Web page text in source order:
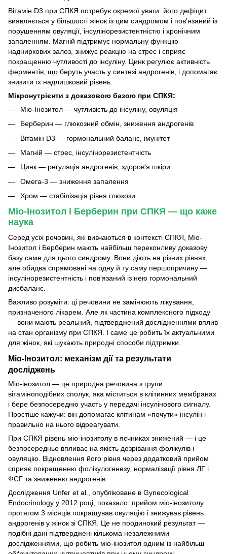
Вітамін D3 при СПКЯ потребує окремої уваги: його дефіцит
виявляється у більшості жінок із цим синдромом і пов'язаний із
порушенням овуляції, інсулінорезистентністю і хронічним
запаленням. Магній підтримує нормальну функцію
надниркових залоз, знижує реакцію на стрес і сприяє
покращенню чутливості до інсуліну. Цинк регулює активність
ферментів, що беруть участь у синтезі андрогенів, і допомагає
знизити їх надлишковий рівень.
Мікронутрієнти з доказовою базою при СПКЯ:
Міо-Інозитол — чутливість до інсуліну, овуляція
Берберин — глюкозний обмін, зниження андрогенів
Вітамін D3 — гормональний баланс, імунітет
Магній — стрес, інсулінорезистентність
Цинк — регуляція андрогенів, здоров'я шкіри
Омега-3 — зниження запалення
Хром — стабілізація рівня глюкози
Міо-Інозитол і Берберин при СПКЯ — що каже
наука
Серед усіх речовин, які вивчаються в контексті СПКЯ, Міо-
Інозитол і Берберин мають найбільш переконливу доказову
базу саме для цього синдрому. Вони діють на різних рівнях,
але обидва спрямовані на одну й ту саму першопричину —
інсулінорезистентність і пов'язаний із нею гормональний
дисбаланс.
Важливо розуміти: ці речовини не замінюють лікування,
призначеного лікарем. Але як частина комплексного підходу
— вони мають реальний, підтверджений дослідженнями вплив
на стан організму при СПКЯ. І саме це робить їх актуальними
для жінок, які шукають природні способи підтримки.
Міо-Інозитол: механізм дії та результати
досліджень
Міо-інозитол — це природна речовина з групи
вітаміноподібних сполук, яка міститься в клітинних мембранах
і бере безпосередню участь у передачі інсулінового сигналу.
Простіше кажучи: він допомагає клітинам «почути» інсулін і
правильно на нього відреагувати.
При СПКЯ рівень міо-інозитолу в яєчниках знижений — і це
безпосередньо впливає на якість дозрівання фолікулів і
овуляцію. Відновлення його рівня через додатковий прийом
сприяє покращенню фолікулогенезу, нормалізації рівня ЛГ і
ФСГ та зниженню андрогенів.
Дослідження Unfer et al., опубліковане в Gynecological
Endocrinology у 2012 році, показало: прийом міо-інозитолу
протягом 3 місяців покращував овуляцію і знижував рівень
андрогенів у жінок зі СПКЯ. Це не поодинокий результат —
подібні дані підтверджені кількома незалежними
дослідженнями, що робить міо-інозитол одним із найбільш